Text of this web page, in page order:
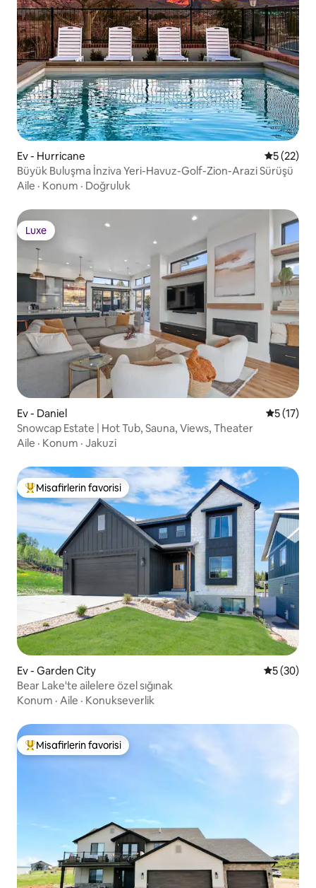
Ev - Hurricane 55 (22)
Büyük Buluşma İnziva Yeri-Havuz-Golf-Zion-Arazi Sürüşü
Aile · Konum · Doğruluk
Luxe
Luxe
Ev - Daniel 55 (17)
Snowcap Estate | Hot Tub, Sauna, Views, Theater
Aile · Konum · Jakuzi
Misafirlerin favorilerinden en beğenilenler arasında
Misafirlerin favorisi
Ev - Garden City 55 (30)
Bear Lake'te ailelere özel sığınak
Konum · Aile · Konukseverlik
Misafirlerin favorilerinden en beğenilenler arasında
Misafirlerin favorisi